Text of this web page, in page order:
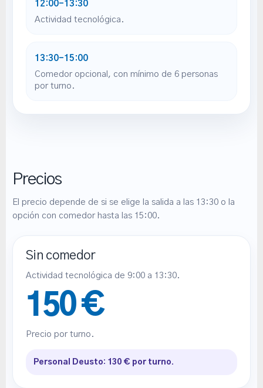
12:00–13:30
Actividad tecnológica.
13:30–15:00
Comedor opcional, con mínimo de 6 personas
por turno.
Precios
El precio depende de si se elige la salida a las 13:30 o la
opción con comedor hasta las 15:00.
Sin comedor
Actividad tecnológica de 9:00 a 13:30.
150 €
Precio por turno.
Personal Deusto: 130 € por turno.